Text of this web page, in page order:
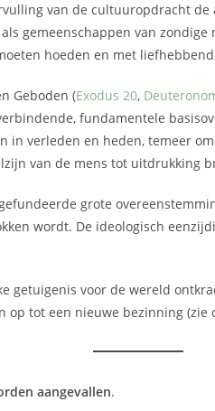
van de cultuuropdracht
gemeenschappen van
hoeden en met
Geboden (Exodus 20,
fundamentele
in verleden en heden, temeer
van de mens tot uitdrukking
grote
wordt. De ideologisch
voor de wereld
tot een nieuwe bezinning (zie
aangevallen.